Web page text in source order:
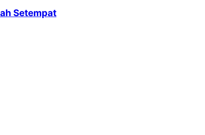
Setempat